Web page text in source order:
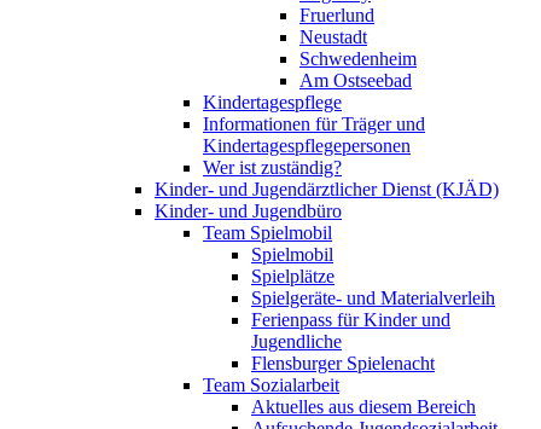
Fruerlund
Neustadt
Schwedenheim
Am Ostseebad
Kindertagespflege
Informationen für Träger und
Kindertagespflegepersonen
Wer ist zuständig?
Kinder- und Jugendärztlicher Dienst (KJÄD)
Kinder- und Jugendbüro
Team Spielmobil
Spielmobil
Spielplätze
Spielgeräte- und Materialverleih
Ferienpass für Kinder und
Jugendliche
Flensburger Spielenacht
Team Sozialarbeit
Aktuelles aus diesem Bereich